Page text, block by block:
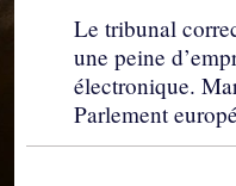
Le tribunal
une peine
électronique.
Parlement